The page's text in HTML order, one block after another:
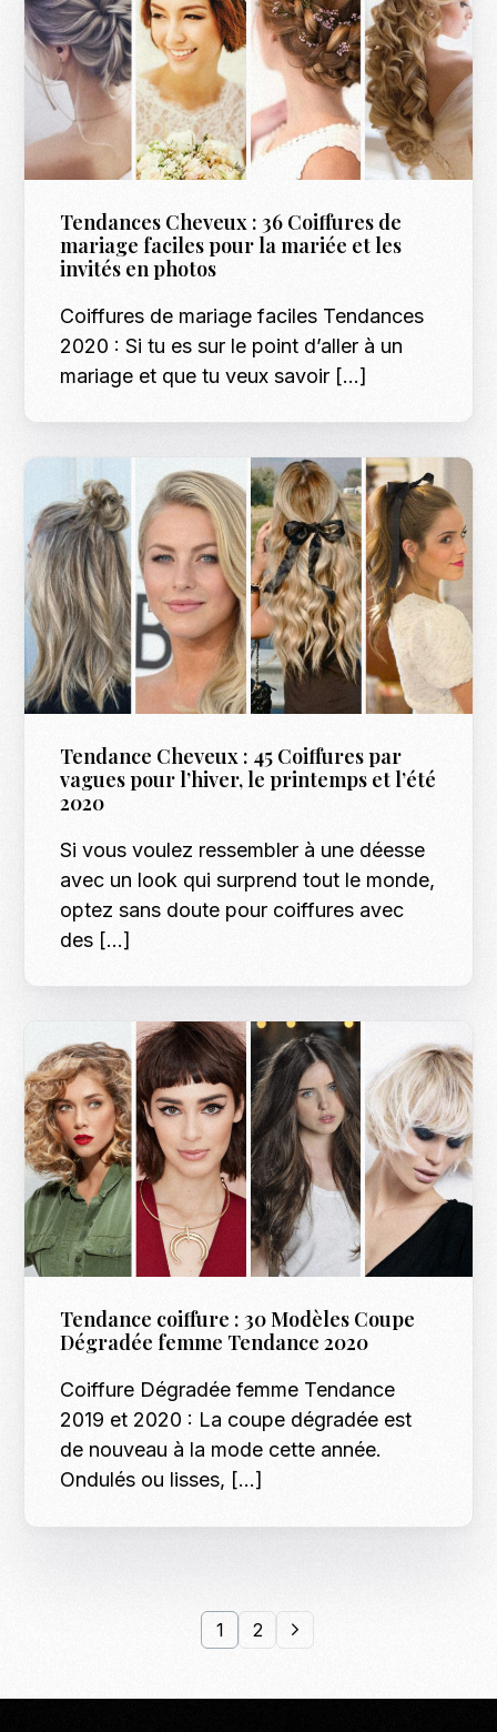
Tendances Cheveux : 36 Coiffures de
mariage faciles pour la mariée et les
invités en photos
Coiffures de mariage faciles Tendances
2020 : Si tu es sur le point d’aller à un
mariage et que tu veux savoir […]
Tendance Cheveux : 45 Coiffures par
vagues pour l’hiver, le printemps et l’été
2020
Si vous voulez ressembler à une déesse
avec un look qui surprend tout le monde,
optez sans doute pour coiffures avec
des […]
Tendance coiffure : 30 Modèles Coupe
Dégradée femme Tendance 2020
Coiffure Dégradée femme Tendance
2019 et 2020 : La coupe dégradée est
de nouveau à la mode cette année.
Ondulés ou lisses, […]
1 2